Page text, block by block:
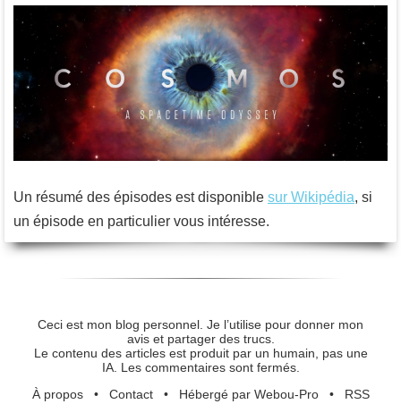
Un résumé des épisodes est disponible sur Wikipédia, si
un épisode en particulier vous intéresse.
Ceci est mon blog personnel. Je l’utilise pour donner mon
avis et partager des trucs.
Le contenu des articles est produit par un humain, pas une
IA. Les commentaires sont fermés.
À propos• Contact• Hébergé par Webou-Pro• RSS